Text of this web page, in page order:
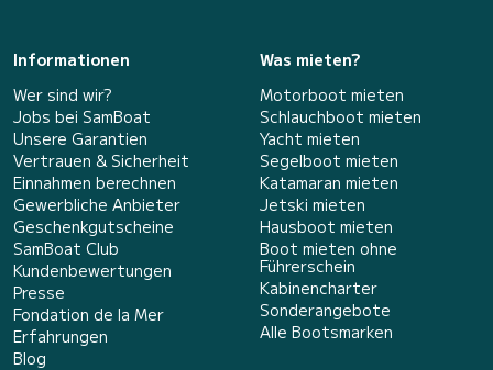
Informationen
Wer sind wir?
Jobs bei SamBoat
Unsere Garantien
Vertrauen & Sicherheit
Einnahmen berechnen
Gewerbliche Anbieter
Geschenkgutscheine
SamBoat Club
Kundenbewertungen
Presse
Fondation de la Mer
Erfahrungen
Blog
Was mieten?
Motorboot mieten
Schlauchboot mieten
Yacht mieten
Segelboot mieten
Katamaran mieten
Jetski mieten
Hausboot mieten
Boot mieten ohne
Führerschein
Kabinencharter
Sonderangebote
Alle Bootsmarken